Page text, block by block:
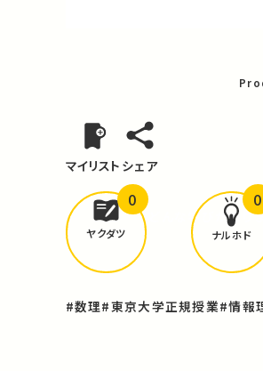
マイリスト シェア
どんな学びがあり
ヤクダツ
0
ナルホド
0
#数理#東京大学正規授業#情報